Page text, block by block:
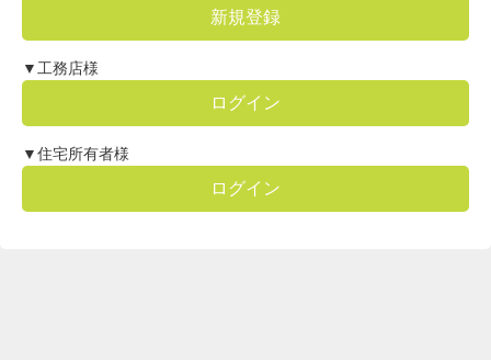
新規登録
▼工務店様
ログイン
▼住宅所有者様
ログイン